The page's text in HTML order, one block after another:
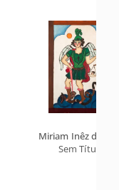
Miriam Inêz da
Sem Título